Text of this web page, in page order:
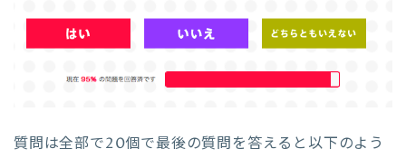
質問は全部で20個で最後の質問を答えると以下のよう